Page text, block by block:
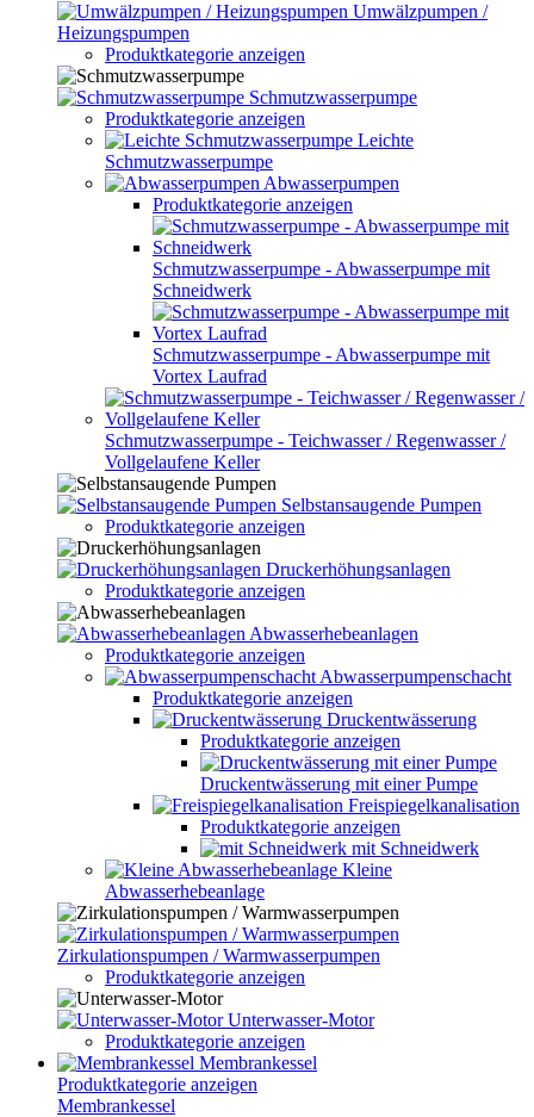
Umwälzpumpen /
Heizungspumpen
Produktkategorie anzeigen
Schmutzwasserpumpe
Produktkategorie anzeigen
Leichte
Schmutzwasserpumpe
Abwasserpumpen
Produktkategorie anzeigen
Schmutzwasserpumpe - Abwasserpumpe mit
Schneidwerk
Schmutzwasserpumpe - Abwasserpumpe mit
Vortex Laufrad
Schmutzwasserpumpe - Teichwasser / Regenwasser /
Vollgelaufene Keller
Selbstansaugende Pumpen
Produktkategorie anzeigen
Druckerhöhungsanlagen
Produktkategorie anzeigen
Abwasserhebeanlagen
Produktkategorie anzeigen
Abwasserpumpenschacht
Produktkategorie anzeigen
Druckentwässerung
Produktkategorie anzeigen
Druckentwässerung mit einer Pumpe
Freispiegelkanalisation
Produktkategorie anzeigen
mit Schneidwerk
Kleine
Abwasserhebeanlage
Zirkulationspumpen / Warmwasserpumpen
Produktkategorie anzeigen
Unterwasser-Motor
Produktkategorie anzeigen
Membrankessel
Produktkategorie anzeigen
Membrankessel